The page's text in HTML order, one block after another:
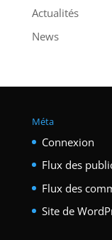
Actualités
News
Méta
Connexion
Flux des
Flux des
Site de